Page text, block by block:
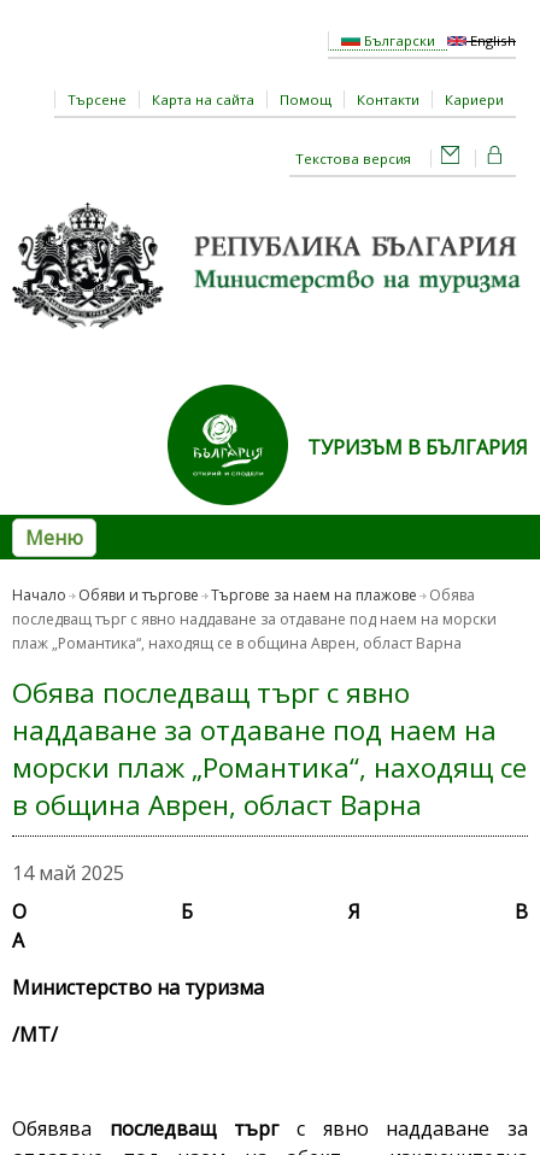
Български English
Търсене Карта на сайта Помощ Контакти Кариери
Текстова версия
ТУРИЗЪМ В БЪЛГАРИЯ
Меню
Начало Обяви и търгове Търгове за наем на плажове
Обява
последващ търг с явно наддаване за отдаване под наем на морски
плаж „Романтика“, находящ се в община Аврен, област Варна
Обява последващ търг с явно
наддаване за отдаване под наем на
морски плаж „Романтика“, находящ се
в община Аврен, област Варна
14 май 2025
О Б Я В
Министерство на туризма
/МТ/
Обявява последващ търгс явно наддаване за